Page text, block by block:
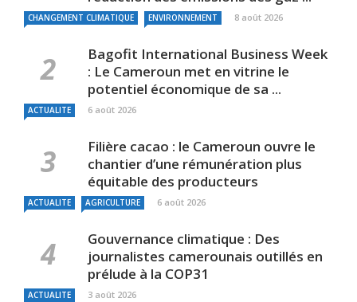
CHANGEMENT CLIMATIQUE ENVIRONNEMENT 8 août 2026
Bagofit International Business Week
: Le Cameroun met en vitrine le
potentiel économique de sa ...
ACTUALITE 6 août 2026
Filière cacao : le Cameroun ouvre le
chantier d’une rémunération plus
équitable des producteurs
ACTUALITE AGRICULTURE 6 août 2026
Gouvernance climatique : Des
journalistes camerounais outillés en
prélude à la COP31
ACTUALITE 3 août 2026